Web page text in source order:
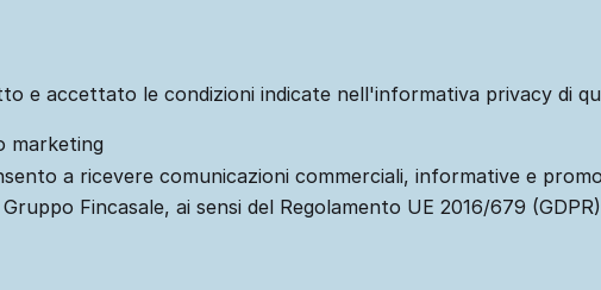
e accettato le condizioni indicate nell'informativa privacy di
marketing
a ricevere comunicazioni commerciali, informative e
Fincasale, ai sensi del Regolamento UE 2016/679